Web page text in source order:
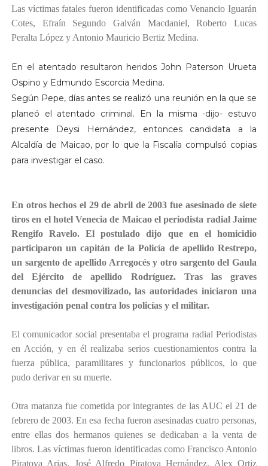
Las víctimas fatales fueron identificadas como Venancio Iguarán
Cotes, Efraín Segundo Galván Macdaniel, Roberto Lucas
Peralta López y Antonio Mauricio Bertiz Medina.
En el atentado resultaron heridos John Paterson Urueta
Ospino y Edmundo Escorcia Medina.
Según Pepe, días antes se realizó una reunión en la que se
planeó el atentado criminal. En la misma -dijo- estuvo
presente Deysi Hernández, entonces candidata a la
Alcaldía de Maicao, por lo que la Fiscalía compulsó copias
para investigar el caso.
En otros hechos el 29 de abril de 2003 fue asesinado de siete
tiros en el hotel Venecia de Maicao el periodista radial Jaime
Rengifo Ravelo. El postulado dijo que en el homicidio
participaron un capitán de la Policía de apellido Restrepo,
un sargento de apellido Arregocés y otro sargento del Gaula
del Ejército de apellido Rodríguez. Tras las graves
denuncias del desmovilizado, las autoridades iniciaron una
investigación penal contra los policías y el militar.
El comunicador social presentaba el programa radial Periodistas
en Acción, y en él realizaba serios cuestionamientos contra la
fuerza pública, paramilitares y funcionarios públicos, lo que
pudo derivar en su muerte.
Otra matanza fue cometida por integrantes de las AUC el 21 de
febrero de 2003. En esa fecha fueron asesinadas cuatro personas,
entre ellas dos hermanos quienes se dedicaban a la venta de
libros. Las víctimas fueron identificadas como Francisco Antonio
Piratova Arias, José Alfredo Piratova Hernández, Alex Ortiz